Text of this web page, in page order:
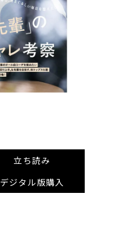
立ち読み
デジタル版購入